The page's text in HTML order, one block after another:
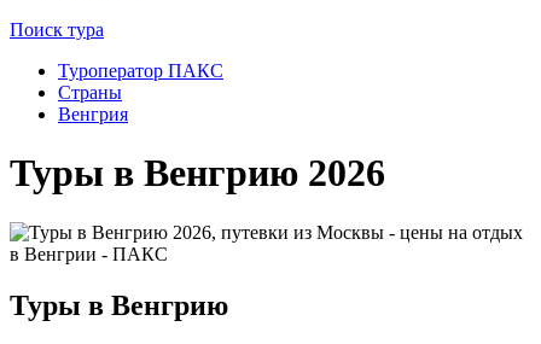
Поиск тура
Туроператор ПАКС
Cтраны
Венгрия
Туры в Венгрию 2026
Туры в Венгрию